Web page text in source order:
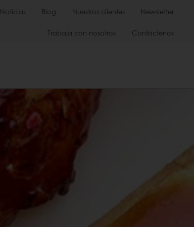
Noticias Blog Nuestros clientes Newsletter
Trabaja con nosotros Contáctenos